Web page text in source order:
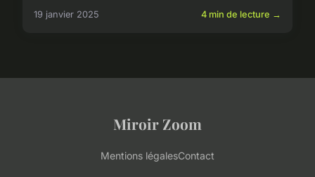
19 janvier 2025 4 min de lecture →
Miroir Zoom
Mentions légalesContact